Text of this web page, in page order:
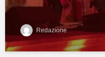
Redazione